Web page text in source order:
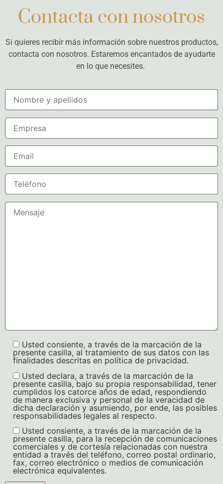
Contacta con nosotros
Si quieres recibir más información sobre nuestros productos,
contacta con nosotros. Estaremos encantados de ayudarte
en lo que necesites.
Usted consiente, a través de la marcación de la
presente casilla, al tratamiento de sus datos con las
finalidades descritas en política de privacidad.
Usted declara, a través de la marcación de la
presente casilla, bajo su propia responsabilidad, tener
cumplidos los catorce años de edad, respondiendo
de manera exclusiva y personal de la veracidad de
dicha declaración y asumiendo, por ende, las posibles
responsabilidades legales al respecto.
Usted consiente, a través de la marcación de la
presente casilla, para la recepción de comunicaciones
comerciales y de cortesía relacionadas con nuestra
entidad a través del teléfono, correo postal ordinario,
fax, correo electrónico o medios de comunicación
electrónica equivalentes.